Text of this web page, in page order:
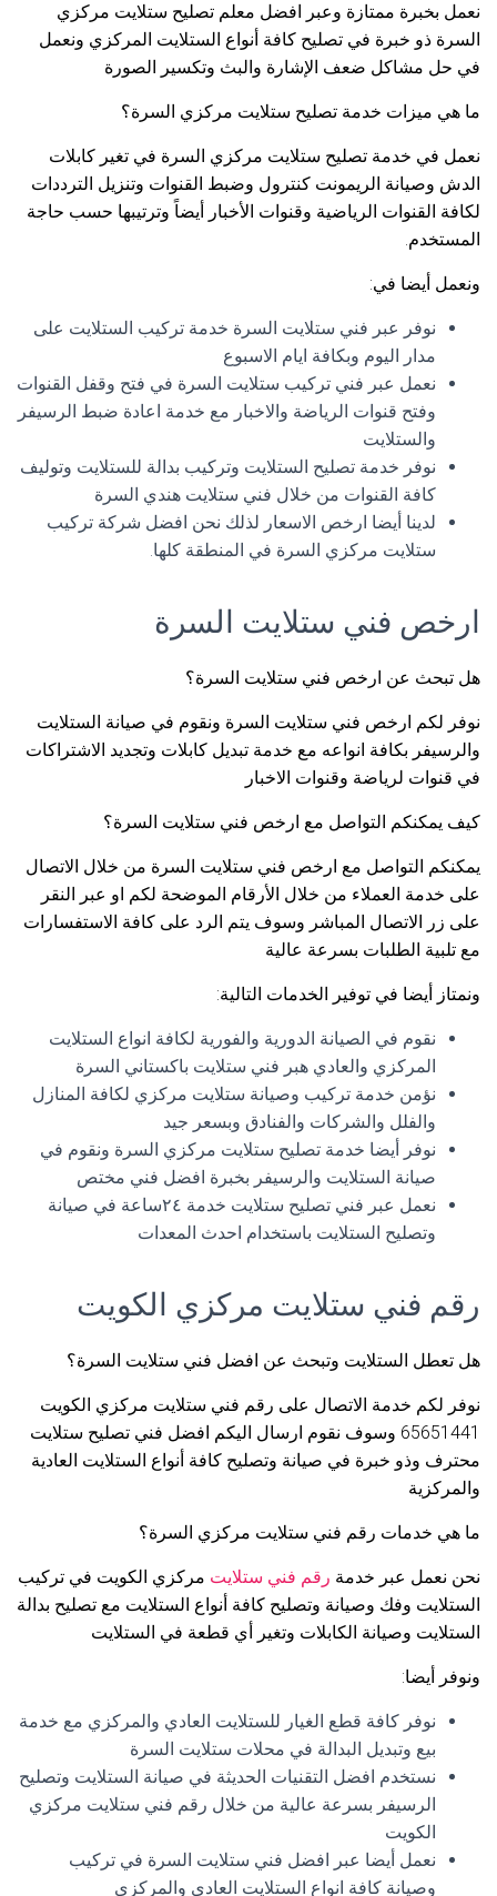
نعمل بخبرة ممتازة وعبر افضل معلم تصليح ستلايت مركزي
السرة ذو خبرة في تصليح كافة أنواع الستلايت المركزي ونعمل
في حل مشاكل ضعف الإشارة والبث وتكسير الصورة
ما هي ميزات خدمة تصليح ستلايت مركزي السرة؟
نعمل في خدمة تصليح ستلايت مركزي السرة في تغير كابلات
الدش وصيانة الريمونت كنترول وضبط القنوات وتنزيل الترددات
لكافة القنوات الرياضية وقنوات الأخبار أيضاً وترتيبها حسب حاجة
المستخدم.
ونعمل أيضا في:
نوفر عبر فني ستلايت السرة خدمة تركيب الستلايت على
مدار اليوم وبكافة ايام الاسبوع
نعمل عبر فني تركيب ستلايت السرة في فتح وقفل القنوات
وفتح قنوات الرياضة والاخبار مع خدمة اعادة ضبط الرسيفر
والستلايت
نوفر خدمة تصليح الستلايت وتركيب بدالة للستلايت وتوليف
كافة القنوات من خلال فني ستلايت هندي السرة
لدينا أيضا ارخص الاسعار لذلك نحن افضل شركة تركيب
ستلايت مركزي السرة في المنطقة كلها.
ارخص فني ستلايت السرة
هل تبحث عن ارخص فني ستلايت السرة؟
نوفر لكم ارخص فني ستلايت السرة ونقوم في صيانة الستلايت
والرسيفر بكافة انواعه مع خدمة تبديل كابلات وتجديد الاشتراكات
في قنوات لرياضة وقنوات الاخبار
كيف يمكنكم التواصل مع ارخص فني ستلايت السرة؟
يمكنكم التواصل مع ارخص فني ستلايت السرة من خلال الاتصال
على خدمة العملاء من خلال الأرقام الموضحة لكم او عبر النقر
على زر الاتصال المباشر وسوف يتم الرد على كافة الاستفسارات
مع تلبية الطلبات بسرعة عالية
ونمتاز أيضا في توفير الخدمات التالية:
نقوم في الصيانة الدورية والفورية لكافة انواع الستلايت
المركزي والعادي هبر فني ستلايت باكستاني السرة
نؤمن خدمة تركيب وصيانة ستلايت مركزي لكافة المنازل
والفلل والشركات والفنادق وبسعر جيد
نوفر أيضا خدمة تصليح ستلايت مركزي السرة ونقوم في
صيانة الستلايت والرسيفر بخبرة افضل فني مختص
نعمل عبر فني تصليح ستلايت خدمة ٢٤ساعة في صيانة
وتصليح الستلايت باستخدام احدث المعدات
رقم فني ستلايت مركزي الكويت
هل تعطل الستلايت وتبحث عن افضل فني ستلايت السرة؟
نوفر لكم خدمة الاتصال على رقم فني ستلايت مركزي الكويت
65651441 وسوف نقوم ارسال اليكم افضل فني تصليح ستلايت
محترف وذو خبرة في صيانة وتصليح كافة أنواع الستلايت العادية
والمركزية
ما هي خدمات رقم فني ستلايت مركزي السرة؟
نحن نعمل عبر خدمة رقم فني ستلايت مركزي الكويت في تركيب
الستلايت وفك وصيانة وتصليح كافة أنواع الستلايت مع تصليح بدالة
الستلايت وصيانة الكابلات وتغير أي قطعة في الستلايت
ونوفر أيضا:
نوفر كافة قطع الغيار للستلايت العادي والمركزي مع خدمة
بيع وتبديل البدالة في محلات ستلايت السرة
نستخدم افضل التقنيات الحديثة في صيانة الستلايت وتصليح
الرسيفر بسرعة عالية من خلال رقم فني ستلايت مركزي
الكويت
نعمل أيضا عبر افضل فني ستلايت السرة في تركيب
وصيانة كافة انواع الستلايت العادي والمركزي